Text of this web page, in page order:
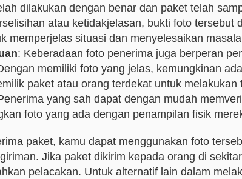
dilakukan dengan benar dan paket telah
atau ketidakjelasan, bukti foto tersebut
memperjelas situasi dan menyelesaikan
: Keberadaan foto penerima juga berperan
memiliki foto yang jelas, kemungkinan
paket atau orang terdekat untuk melakukan
yang sah dapat dengan mudah
foto yang ada dengan penampilan fisik
paket, kamu dapat menggunakan foto
Jika paket dikirim kepada orang di
pelacakan. Untuk alternatif lain dalam